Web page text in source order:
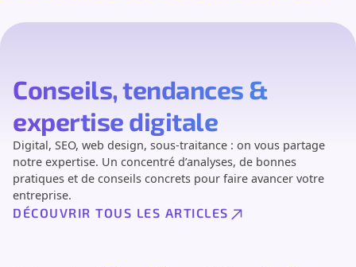
Conseils, tendances &
expertise digitale
Digital, SEO, web design, sous-traitance : on vous partage
notre expertise. Un concentré d’analyses, de bonnes
pratiques et de conseils concrets pour faire avancer votre
entreprise.
DÉCOUVRIR TOUS LES ARTICLES